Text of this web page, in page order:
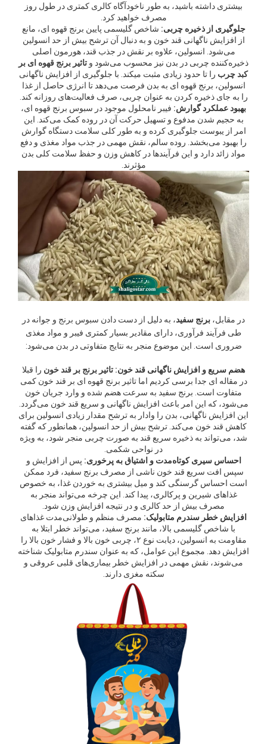
بیشتری داشته باشید، به طور ناخودآگاه کالری کمتری در طول روز
مصرف خواهید کرد.
جلوگیری از ذخیره چربی: شاخص گلیسمی پایین برنج قهوه ای، مانع
از افزایش ناگهانی قند خون و به دنبال آن ترشح بیش از حد انسولین
می‌شود. انسولین، علاوه بر نقش در جذب قند، هورمون اصلی
ذخیره‌کننده چربی در بدن نیز محسوب می‌شود و تاثیر برنج قهوه ای بر
کبد چرب را تا حدود زیادی مثبت میکند. با جلوگیری از افزایش ناگهانی
انسولین، برنج قهوه ای به بدن فرصت می‌دهد تا انرژی حاصل از غذا
را به جای ذخیره کردن به عنوان چربی، صرف فعالیت‌های روزانه کند.
بهبود عملکرد گوارش: فیبر نامحلول موجود در سبوس برنج قهوه ای،
به حجیم شدن مدفوع و تسهیل حرکت آن در روده کمک می‌کند. این
امر از یبوست جلوگیری کرده و به طور کلی سلامت دستگاه گوارش
را بهبود می‌بخشد. روده سالم، نقش مهمی در جذب مواد مغذی و دفع
مواد زائد دارد و این فرآیندها در کاهش وزن و حفظ سلامت کلی بدن
مؤثرند.
در مقابل، برنج سفید، به دلیل از دست دادن سبوس برنج و جوانه در
طی فرآیند فرآوری، دارای مقادیر بسیار کمتری فیبر و مواد مغذی
ضروری است. این موضوع منجر به نتایج متفاوتی در بدن می‌شود:
هضم سریع و افزایش ناگهانی قند خون: تاثیر برنج بر قند خون را قبلا
در مقاله ای جدا برسی کردیم اما تاثیر برنج قهوه ای بر قند خون کمی
متفاوت است. برنج سفید به سرعت هضم شده و وارد جریان خون
می‌شود، که این امر باعث افزایش ناگهانی و سریع قند خون می‌گردد.
این افزایش ناگهانی، بدن را وادار به ترشح مقدار زیادی انسولین برای
کاهش قند خون می‌کند. ترشح بیش از حد انسولین، همانطور که گفته
شد، می‌تواند به ذخیره سریع قند به صورت چربی منجر شود، به ویژه
در نواحی شکمی.
احساس سیری کوتاه‌مدت و اشتیاق به پرخوری: پس از افزایش و
سپس افت سریع قند خون ناشی از مصرف برنج سفید، فرد ممکن
است احساس گرسنگی کند و میل بیشتری به خوردن غذا، به خصوص
غذاهای شیرین و پرکالری، پیدا کند. این چرخه می‌تواند منجر به
مصرف بیش از حد کالری و در نتیجه افزایش وزن شود.
افزایش خطر سندرم متابولیک: مصرف منظم و طولانی‌مدت غذاهای
با شاخص گلیسمی بالا، مانند برنج سفید، می‌تواند خطر ابتلا به
مقاومت به انسولین، دیابت نوع ۲، چربی خون بالا و فشار خون بالا را
افزایش دهد. مجموع این عوامل، که به عنوان سندرم متابولیک شناخته
می‌شوند، نقش مهمی در افزایش خطر بیماری‌های قلبی عروقی و
سکته مغزی دارند.